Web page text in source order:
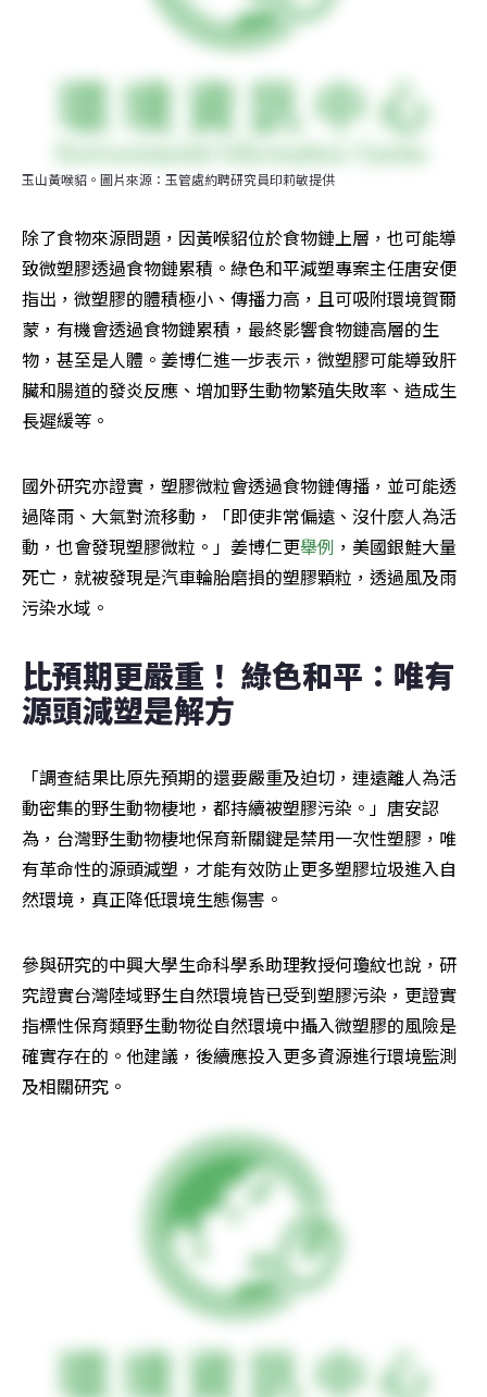
玉山黃喉貂。圖片來源：玉管處約聘研究員印莉敏提供
除了食物來源問題，因黃喉貂位於食物鏈上層，也可能導
致微塑膠透過食物鏈累積。綠色和平減塑專案主任唐安便
指出，微塑膠的體積極小、傳播力高，且可吸附環境賀爾
蒙，有機會透過食物鏈累積，最終影響食物鏈高層的生
物，甚至是人體。姜博仁進一步表示，微塑膠可能導致肝
臟和腸道的發炎反應、增加野生動物繁殖失敗率、造成生
長遲緩等。
國外研究亦證實，塑膠微粒會透過食物鏈傳播，並可能透
過降雨、大氣對流移動，「即使非常偏遠、沒什麼人為活
動，也會發現塑膠微粒。」姜博仁更舉例 ，美國銀鮭大量
死亡，就被發現是汽車輪胎磨損的塑膠顆粒，透過風及雨
污染水域。
比預期更嚴重！ 綠色和平：唯有
源頭減塑是解方
「調查結果比原先預期的還要嚴重及迫切，連遠離人為活
動密集的野生動物棲地，都持續被塑膠污染。」唐安認
為，台灣野生動物棲地保育新關鍵是禁用一次性塑膠，唯
有革命性的源頭減塑，才能有效防止更多塑膠垃圾進入自
然環境，真正降低環境生態傷害。
參與研究的中興大學生命科學系助理教授何瓊紋也說，研
究證實台灣陸域野生自然環境皆已受到塑膠污染，更證實
指標性保育類野生動物從自然環境中攝入微塑膠的風險是
確實存在的。他建議，後續應投入更多資源進行環境監測
及相關研究。